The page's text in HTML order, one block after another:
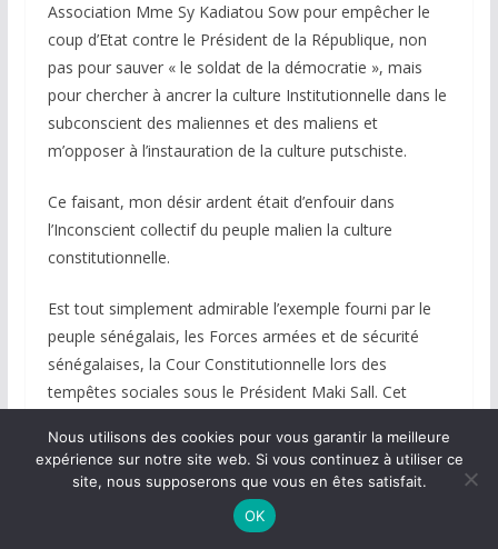
Association Mme Sy Kadiatou Sow pour empêcher le
coup d’Etat contre le Président de la République, non
pas pour sauver « le soldat de la démocratie », mais
pour chercher à ancrer la culture Institutionnelle dans le
subconscient des maliennes et des maliens et
m’opposer à l’instauration de la culture putschiste.
Ce faisant, mon désir ardent était d’enfouir dans
l’Inconscient collectif du peuple malien la culture
constitutionnelle.
Est tout simplement admirable l’exemple fourni par le
peuple sénégalais, les Forces armées et de sécurité
sénégalaises, la Cour Constitutionnelle lors des
tempêtes sociales sous le Président Maki Sall. Cet
Maliens ! Le peuple malien tout entier doit travailler
pour acquérir des Institutions aussi solides, sur tous les
plans, que celles du Sénégal.
Nous utilisons des cookies pour vous garantir la meilleure
expérience sur notre site web. Si vous continuez à utiliser ce
site, nous supposerons que vous en êtes satisfait.
OK